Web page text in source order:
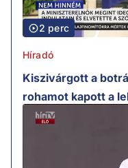
2 perc
Híradó
Kiszivárgott a
rohamot kapott a